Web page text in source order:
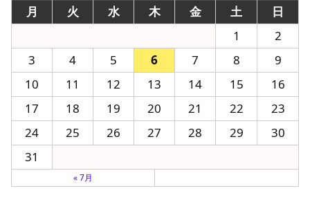
月
火 水 木 金 土
日
1
2
3
4 5 6 7 8
9
10
11 12 13 14 15
16
17
18 19 20 21 22
23
24
25 26 27 28 29
30
31
« 7月